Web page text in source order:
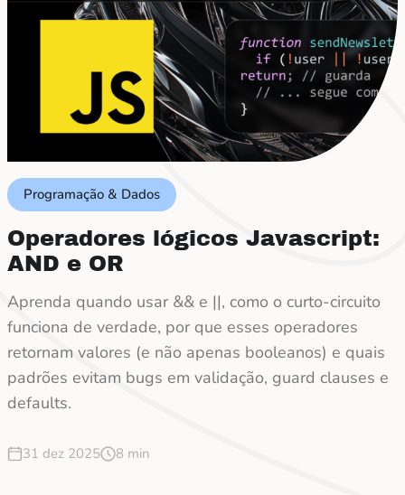
Programação & Dados
Operadores lógicos Javascript:
AND e OR
Aprenda quando usar && e ||, como o curto-circuito
funciona de verdade, por que esses operadores
retornam valores (e não apenas booleanos) e quais
padrões evitam bugs em validação, guard clauses e
defaults.
31 dez 2025 8 min